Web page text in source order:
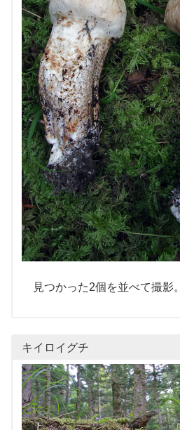
見つかった2個を並べて撮影。
キイロイグチ